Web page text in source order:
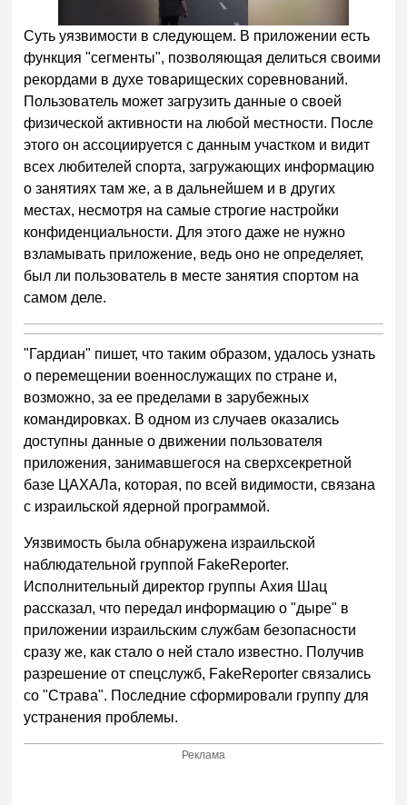
Суть уязвимости в следующем. В приложении есть
функция "сегменты", позволяющая делиться своими
рекордами в духе товарищеских соревнований.
Пользователь может загрузить данные о своей
физической активности на любой местности. После
этого он ассоциируется с данным участком и видит
всех любителей спорта, загружающих информацию
о занятиях там же, а в дальнейшем и в других
местах, несмотря на самые строгие настройки
конфиденциальности. Для этого даже не нужно
взламывать приложение, ведь оно не определяет,
был ли пользователь в месте занятия спортом на
самом деле.
"Гардиан" пишет, что таким образом, удалось узнать
о перемещении военнослужащих по стране и,
возможно, за ее пределами в зарубежных
командировках. В одном из случаев оказались
доступны данные о движении пользователя
приложения, занимавшегося на сверхсекретной
базе ЦАХАЛа, которая, по всей видимости, связана
с израильской ядерной программой.
Уязвимость была обнаружена израильской
наблюдательной группой FakeReporter.
Исполнительный директор группы Ахия Шац
рассказал, что передал информацию о "дыре" в
приложении израильским службам безопасности
сразу же, как стало о ней стало известно. Получив
разрешение от спецслужб, FakeReporter связались
со "Страва". Последние сформировали группу для
устранения проблемы.
Реклама